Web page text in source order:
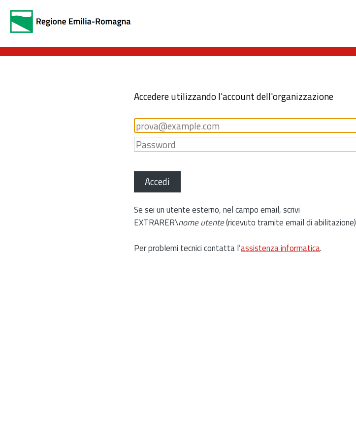
Accedere utilizzando l'account dell'organizzazione
Accedi
Se sei un utente esterno, nel campo email, scrivi
EXTRARER\nome utente(ricevuto tramite email di abilitazione)
Per problemi tecnici contatta l’assistenza informatica.